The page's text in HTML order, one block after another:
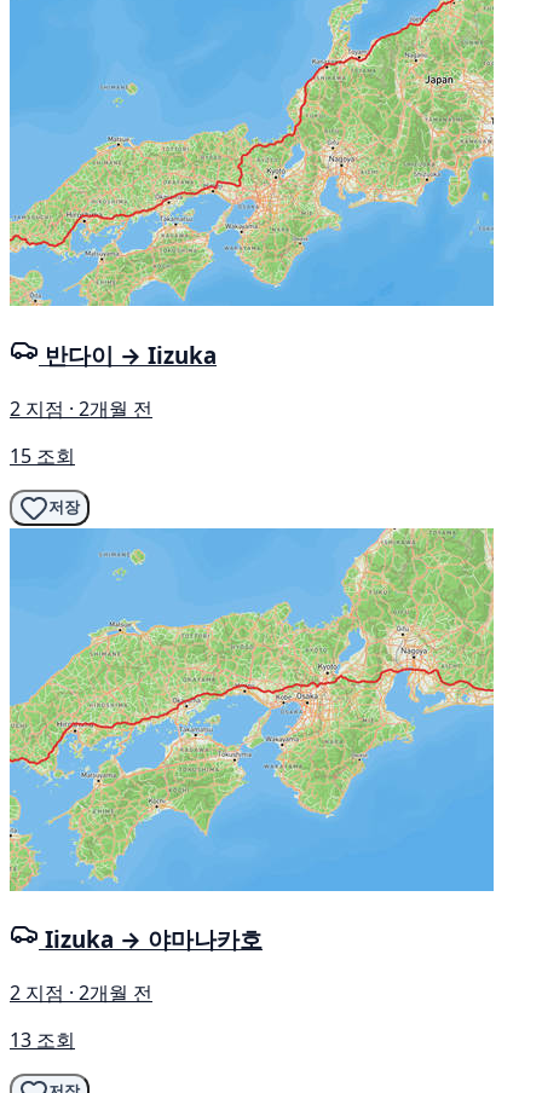
반다이 → Iizuka
2 지점 · 2개월 전
15 조회
저장
Iizuka → 야마나카호
2 지점 · 2개월 전
13 조회